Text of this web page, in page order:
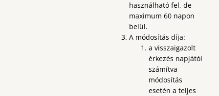
használható fel, de
maximum 60 napon
belül.
A módosítás díja:
a visszaigazolt
érkezés napjától
számítva
módosítás
esetén a teljes